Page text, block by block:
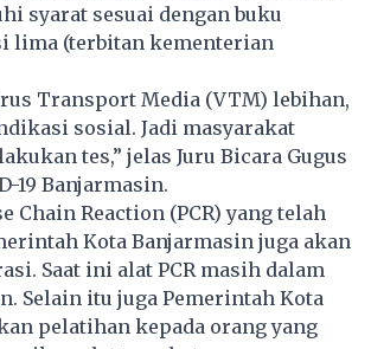
syarat sesuai dengan buku
lima (terbitan kementerian
Transport Media (VTM) lebihan,
sosial. Jadi masyarakat
tes,” jelas Juru Bicara Gugus
19 Banjarmasin.
Chain Reaction (PCR) yang telah
Kota Banjarmasin juga akan
Saat ini alat PCR masih dalam
Selain itu juga Pemerintah Kota
pelatihan kepada orang yang